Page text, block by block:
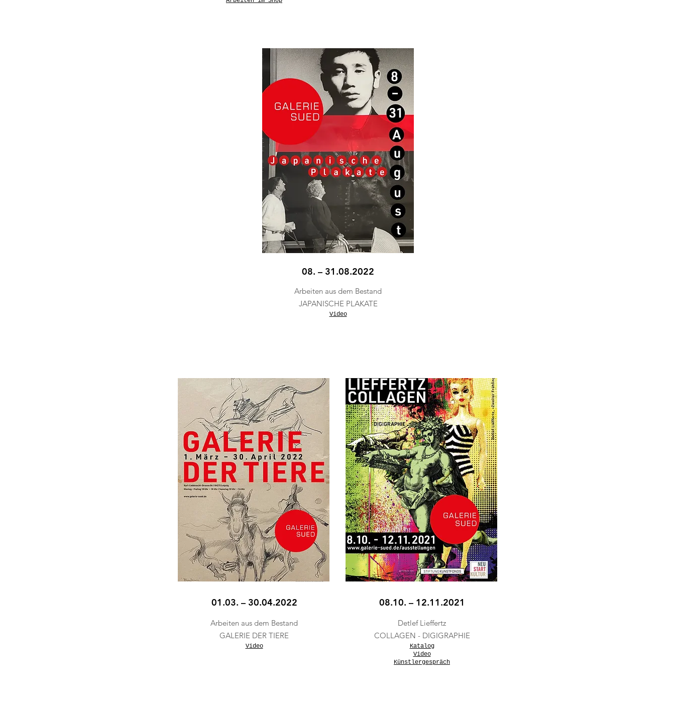
08. – 31.08.2022
Arbeiten aus dem Bestand
JAPANISCHE PLAKATE
Video
01.03. – 30.04.2022
Arbeiten aus dem Bestand
GALERIE DER TIERE
Video
08.10. – 12.11.2021
Detlef Lieffertz
COLLAGEN - DIGIGRAPHIE
Katalog
Video
Künstlergespräch